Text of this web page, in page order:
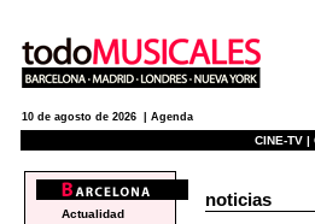
10 de agosto de 2026 | Agenda
CINE-TV |
noticias
Actualidad